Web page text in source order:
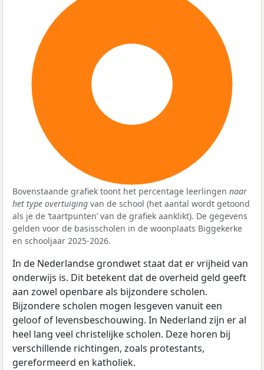
Bovenstaande grafiek toont het percentage leerlingen naar
het type overtuiging van de school (het aantal wordt getoond
als je de ‘taartpunten’ van de grafiek aanklikt). De gegevens
gelden voor de basisscholen in de woonplaats Biggekerke
en schooljaar 2025-2026.
In de Nederlandse grondwet staat dat er vrijheid van
onderwijs is. Dit betekent dat de overheid geld geeft
aan zowel openbare als bijzondere scholen.
Bijzondere scholen mogen lesgeven vanuit een
geloof of levensbeschouwing. In Nederland zijn er al
heel lang veel christelijke scholen. Deze horen bij
verschillende richtingen, zoals protestants,
gereformeerd en katholiek.